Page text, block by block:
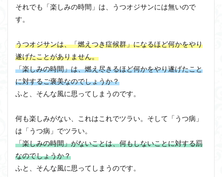
それでも「楽しみの時間」は、うつオジサンには無いので
す。
うつオジサンは、「燃えつき症候群」になるほど何かをやり
遂げたことがありません。
「楽しみの時間」は、燃え尽きるほど何かをやり遂げたこと
に対するご褒美なのでしょうか？
ふと、そんな風に思ってしまうのです。
何も楽しみがない、これはこれでツラい。そして「うつ病」
は「うつ病」でツラい。
「楽しみの時間」がないことは、何もしないことに対する罰
なのでしょうか？
ふと、そんな風に思ってしまうのです。